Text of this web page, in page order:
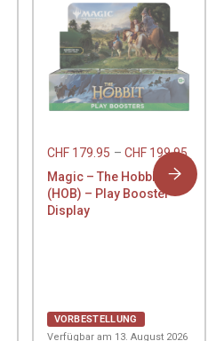
CHF179.95 – CHF199.95
Magic – The Hobbit
(HOB) – Play Booster
Display
VORBESTELLUNG
Verfügbar am 13. August 2026